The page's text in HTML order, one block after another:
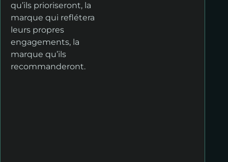
qu’ils prioriseront, la
marque qui reflétera
leurs propres
engagements, la
marque qu’ils
recommanderont.